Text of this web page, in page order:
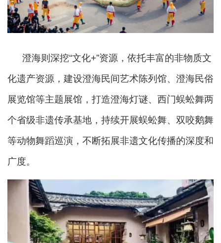
澄海则深挖“文化+”资源，依托丰富的非物质文
化遗产资源，建设澄海民间艺术陈列馆、澄海民俗
展览馆等主题展馆，打造澄海灯谜、西门蜈蚣舞两
个省级非遗传承基地，持续开展蜈蚣舞、双咬鹅舞
等动物舞蹈巡演，不断拓展非遗文化传播的深度和
广度。